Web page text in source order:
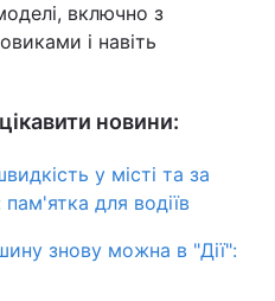
включно з
і навіть
новини:
у місті та за
для водіїв
знову можна в "Дії":